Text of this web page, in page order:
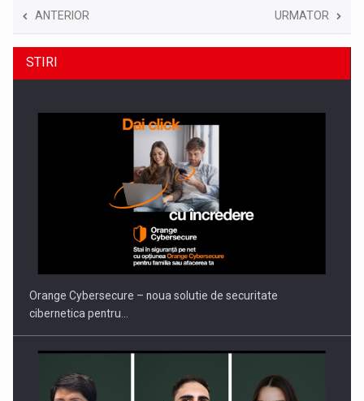
ANTERIOR URMATOR
STIRI
Orange Cybersecure – noua solutie de securitate
cibernetica pentru…